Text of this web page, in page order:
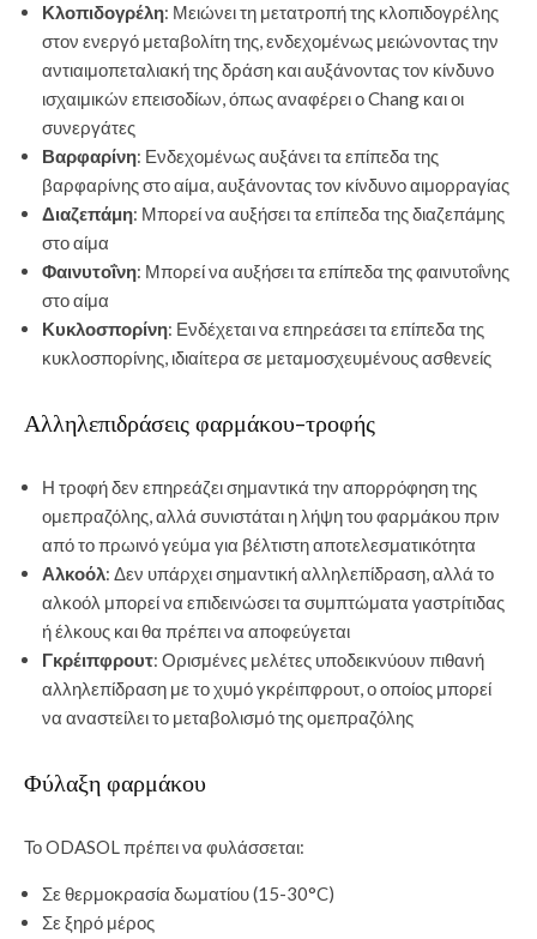
Κλοπιδογρέλη: Μειώνει τη μετατροπή της κλοπιδογρέλης
στον ενεργό μεταβολίτη της, ενδεχομένως μειώνοντας την
αντιαιμοπεταλιακή της δράση και αυξάνοντας τον κίνδυνο
ισχαιμικών επεισοδίων, όπως αναφέρει ο Chang και οι
συνεργάτες
Βαρφαρίνη: Ενδεχομένως αυξάνει τα επίπεδα της
βαρφαρίνης στο αίμα, αυξάνοντας τον κίνδυνο αιμορραγίας
Διαζεπάμη: Μπορεί να αυξήσει τα επίπεδα της διαζεπάμης
στο αίμα
Φαινυτοΐνη: Μπορεί να αυξήσει τα επίπεδα της φαινυτοΐνης
στο αίμα
Κυκλοσπορίνη: Ενδέχεται να επηρεάσει τα επίπεδα της
κυκλοσπορίνης, ιδιαίτερα σε μεταμοσχευμένους ασθενείς
Αλληλεπιδράσεις φαρμάκου-τροφής
Η τροφή δεν επηρεάζει σημαντικά την απορρόφηση της
ομεπραζόλης, αλλά συνιστάται η λήψη του φαρμάκου πριν
από το πρωινό γεύμα για βέλτιστη αποτελεσματικότητα
Αλκοόλ: Δεν υπάρχει σημαντική αλληλεπίδραση, αλλά το
αλκοόλ μπορεί να επιδεινώσει τα συμπτώματα γαστρίτιδας
ή έλκους και θα πρέπει να αποφεύγεται
Γκρέιπφρουτ: Ορισμένες μελέτες υποδεικνύουν πιθανή
αλληλεπίδραση με το χυμό γκρέιπφρουτ, ο οποίος μπορεί
να αναστείλει το μεταβολισμό της ομεπραζόλης
Φύλαξη φαρμάκου
Το ODASOL πρέπει να φυλάσσεται:
Σε θερμοκρασία δωματίου (15-30°C)
Σε ξηρό μέρος